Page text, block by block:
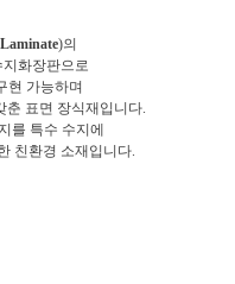
)의
화장판으로
현 가능하며
춘 표면 장식재입니다.
를 특수 수지에
친환경 소재입니다.